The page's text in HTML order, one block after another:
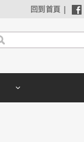
回到首頁 |